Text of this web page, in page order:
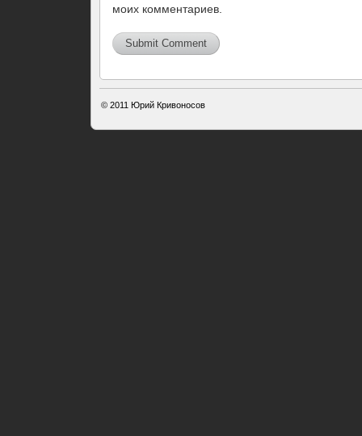
моих комментариев.
© 2011 Юрий Кривоносов